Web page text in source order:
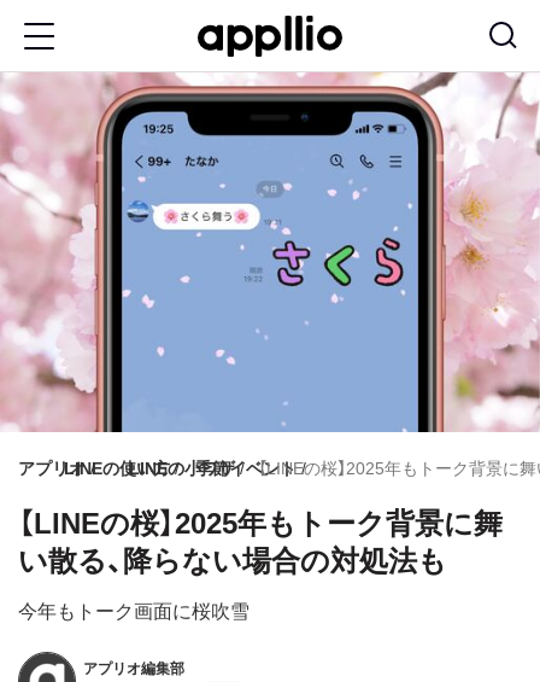
ン
コ
ン
ツ
に
移
アプリオLINEの使い方LINEの小ワザ季節イベント【LINEの桜】2025年もトーク背景に
【LINEの桜】2025年もトーク背景に舞
い散る、降らない場合の対処法も
今年もトーク画面に桜吹雪
アプリオ編集部